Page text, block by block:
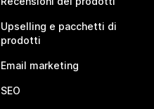
Upselling e pacchetti di
prodotti
Email marketing
SEO